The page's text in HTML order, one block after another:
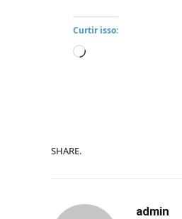
Curtir isso:
Carregando...
SHARE.
admin